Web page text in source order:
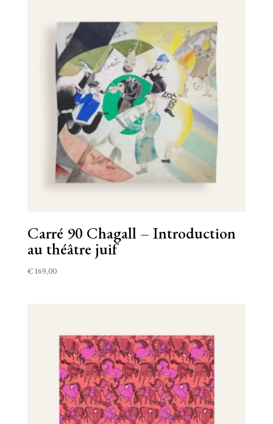
Carré 90 Chagall – Introduction
au théâtre juif
€169,00